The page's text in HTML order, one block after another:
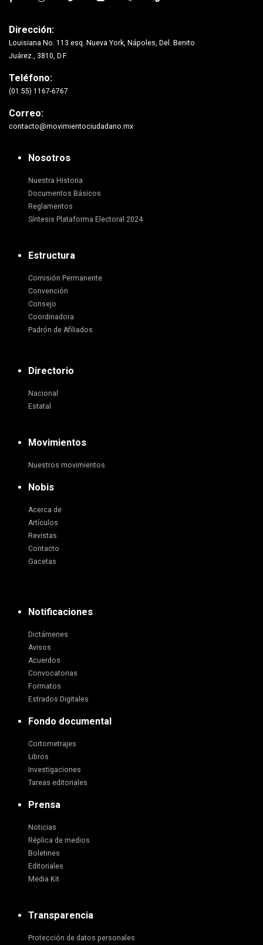
Dirección:
Louisiana No. 113 esq. Nueva York, Nápoles, Del. Benito
Juárez., 3810, D.F.
Teléfono:
(01 55) 1167-6767
Correo:
contacto@movimientociudadano.mx
Nosotros
Nuestra Historia
Documentos Básicos
Reglamentos
Síntesis Plataforma Electoral 2024
Estructura
Comisión Permanente
Convención
Consejo
Coordinadora
Padrón de Afiliados
Directorio
Nacional
Estatal
Movimientos
Nuestros movimientos
Nobis
Acerca de
Artículos
Revistas
Contacto
Gacetas
Notificaciones
Dictámenes
Avisos
Acuerdos
Convocatorias
Formatos
Estrados Digitales
Fondo documental
Cortometrajes
Libros
Investigaciones
Tareas editoriales
Prensa
Noticias
Réplica de medios
Boletines
Editoriales
Media Kit
Transparencia
Protección de datos personales